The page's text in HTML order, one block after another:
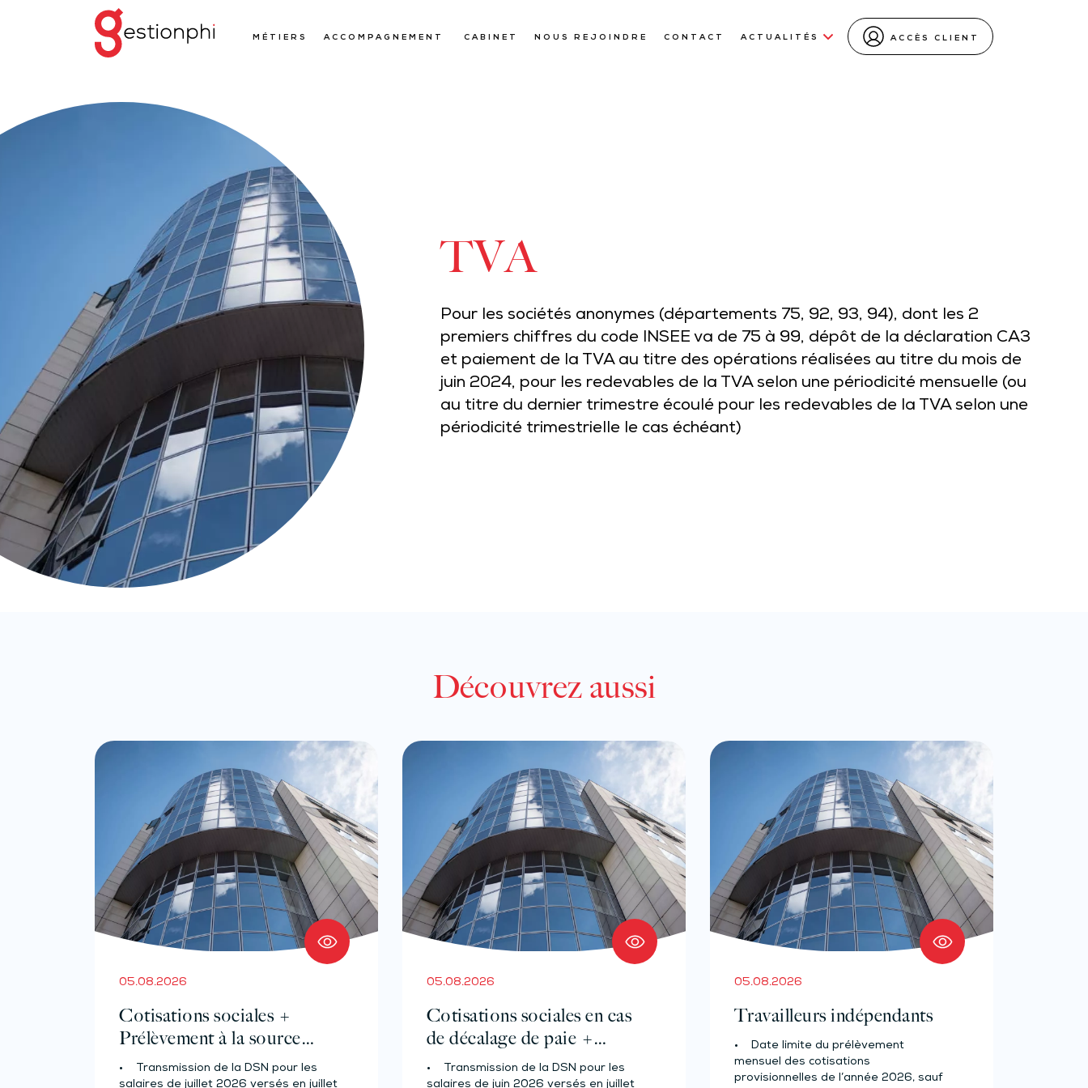
MÉTIERS ACCOMPAGNEMENT CABINET NOUS REJOINDRE CONTACT ACTUALITÉS ACCÈS CLIENT
TVA
Pour les sociétés anonymes (départements 75, 92, 93, 94), dont les 2
premiers chiffres du code INSEE va de 75 à 99, dépôt de la déclaration CA3
et paiement de la TVA au titre des opérations réalisées au titre du mois de
juin 2024, pour les redevables de la TVA selon une périodicité mensuelle (ou
au titre du dernier trimestre écoulé pour les redevables de la TVA selon une
périodicité trimestrielle le cas échéant)
Découvrez aussi
05.08.2026
Cotisations sociales +
Prélèvement à la source
pour les salariés et assimilés
(effectif d’au moins 50
• Transmission de la DSN pour les
salaires de juillet 2026 versés en juillet
05.08.2026
Cotisations sociales en cas
de décalage de paie +
Prélèvement à la source des
salariés et assimilés (effectif
• Transmission de la DSN pour les
salaires de juin 2026 versés en juillet
05.08.2026
Travailleurs indépendants
• Date limite du prélèvement
mensuel des cotisations
provisionnelles de l’année 2026, sauf